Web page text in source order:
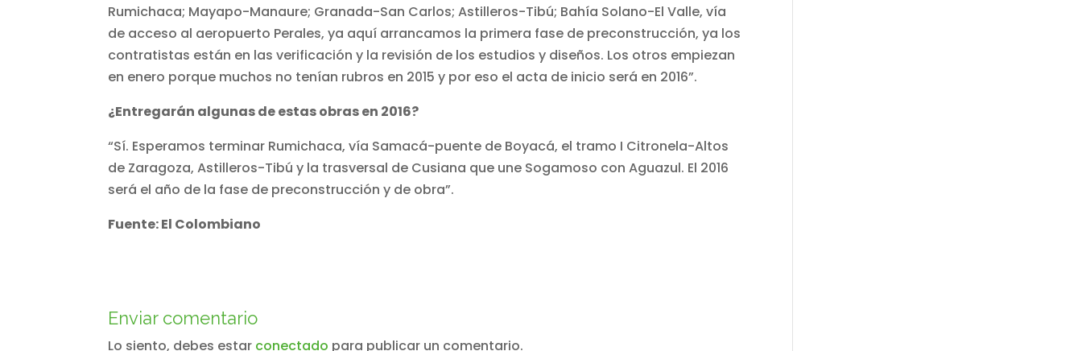
Rumichaca; Mayapo-Manaure; Granada-San Carlos; Astilleros-Tibú; Bahía Solano-El Valle, vía
de acceso al aeropuerto Perales, ya aquí arrancamos la primera fase de preconstrucción, ya los
contratistas están en las verificación y la revisión de los estudios y diseños. Los otros empiezan
en enero porque muchos no tenían rubros en 2015 y por eso el acta de inicio será en 2016”.
¿Entregarán algunas de estas obras en 2016?
“Sí. Esperamos terminar Rumichaca, vía Samacá-puente de Boyacá, el tramo I Citronela-Altos
de Zaragoza, Astilleros-Tibú y la trasversal de Cusiana que une Sogamoso con Aguazul. El 2016
será el año de la fase de preconstrucción y de obra”.
Fuente: El Colombiano
Enviar comentario
Lo siento, debes estar conectado para publicar un comentario.